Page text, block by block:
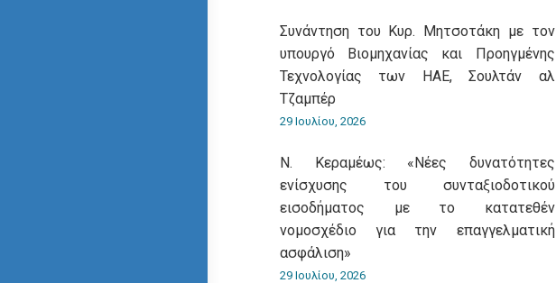
Συνάντηση του Κυρ. Μητσοτάκη με τον
υπουργό Βιομηχανίας και Προηγμένης
Τεχνολογίας των ΗΑΕ, Σουλτάν αλ
Τζαμπέρ
29 Ιουλίου, 2026
Ν. Κεραμέως: «Νέες δυνατότητες
ενίσχυσης του συνταξιοδοτικού
εισοδήματος με το κατατεθέν
νομοσχέδιο για την επαγγελματική
ασφάλιση»
29 Ιουλίου, 2026